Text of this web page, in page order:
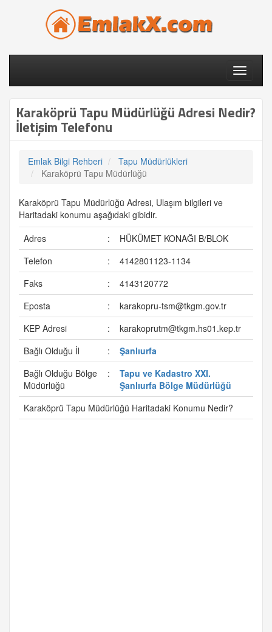
Toggle
Karaköprü Tapu Müdürlüğü Adresi Nedir?
İletişim Telefonu
Emlak Bilgi Rehberi
Tapu Müdürlükleri
Karaköprü Tapu Müdürlüğü
Karaköprü Tapu Müdürlüğü Adresi, Ulaşım bilgileri ve
Haritadaki konumu aşağıdaki gibidir.
Adres
:
HÜKÜMET KONAĞI B/BLOK
Telefon
:
4142801123-1134
Faks
:
4143120772
Eposta
:
karakopru-tsm@tkgm.gov.tr
KEP Adresi
:
karakoprutm@tkgm.hs01.kep.tr
Bağlı Olduğu İl
:
Şanlıurfa
Bağlı Olduğu Bölge
Müdürlüğü
:
Tapu ve Kadastro XXI.
Şanlıurfa Bölge Müdürlüğü
Karaköprü Tapu Müdürlüğü Haritadaki Konumu Nedir?